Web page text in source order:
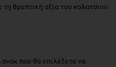
θρεπτική αξία του κολατσιού
σνακ που θα επιλέξετε να